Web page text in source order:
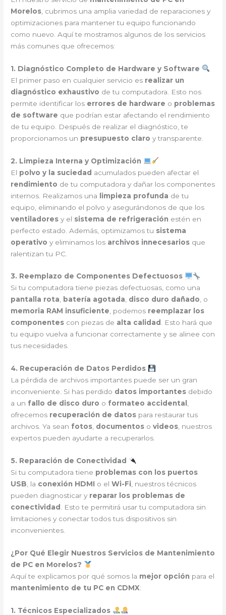
Morelos , cubrimos una amplia variedad de reparaciones y
optimizaciones para mantener tu equipo funcionando
como nuevo. Aquí te mostramos algunos de los servicios
más comunes que ofrecemos:
1. Diagnóstico Completo de Hardware y Software
El primer paso en cualquier servicio es realizar un
diagnóstico exhaustivo de tu computadora. Esto nos
permite identificar los errores de hardware o problemas
de software que podrían estar afectando el rendimiento
de tu equipo. Después de realizar el diagnóstico, te
proporcionamos un presupuesto claro y transparente.
2. Limpieza Interna y Optimización
El polvo y la suciedad acumulados pueden afectar el
rendimiento de tu computadora y dañar los componentes
internos. Realizamos una limpieza profunda de tu
equipo, eliminando el polvo y asegurándonos de que los
ventiladores y el sistema de refrigeración estén en
perfecto estado. Además, optimizamos tu sistema
operativo y eliminamos los archivos innecesarios que
ralentizan tu PC.
3. Reemplazo de Componentes Defectuosos
Si tu computadora tiene piezas defectuosas, como una
pantalla rota, batería agotada, disco duro dañado, o
memoria RAM insuficiente, podemos reemplazar los
componentes con piezas de alta calidad . Esto hará que
tu equipo vuelva a funcionar correctamente y se alinee con
tus necesidades.
4. Recuperación de Datos Perdidos
La pérdida de archivos importantes puede ser un gran
inconveniente. Si has perdido datos importantes debido
a un fallo de disco duro o formateo accidental ,
ofrecemos recuperación de datos para restaurar tus
archivos. Ya sean fotos, documentos ovideos, nuestros
expertos pueden ayudarte a recuperarlos.
5. Reparación de Conectividad
Si tu computadora tiene problemas con los puertos
USB , la conexión HDMI o elWi-Fi , nuestros técnicos
pueden diagnosticar y reparar los problemas de
conectividad
. Esto te permitirá usar tu computadora sin
limitaciones y conectar todos tus dispositivos sin
inconvenientes.
¿Por Qué Elegir Nuestros Servicios de Mantenimiento
de PC en Morelos?
Aquí te explicamos por qué somos la mejor opción para el
mantenimiento de tu PC en CDMX:
1. Técnicos Especializados